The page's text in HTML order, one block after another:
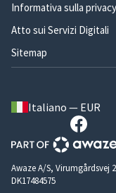
Informativa sulla privacy
Atto sui Servizi Digitali
Sitemap
Italiano — EUR
Awaze A/S, Virumgårdsvej
DK17484575